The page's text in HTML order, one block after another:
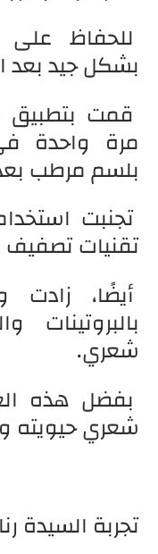
للحفاظ على
بشكل جيد بعد
قمت
مرة واحدة
بلسم مرطب
تجنبت
تقنيات تصفيف
أيضًا، زادت
بالبروتينات
شعري.
بفضل هذه
شعري حيويته
تجربة السيدة رنا: